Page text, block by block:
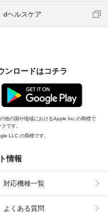
dヘルスケア
ンロードはコチラ
他の国や地域におけるApple Inc.の商標で
です。
LLC の商標です。
情報
対応機種一覧
よくある質問